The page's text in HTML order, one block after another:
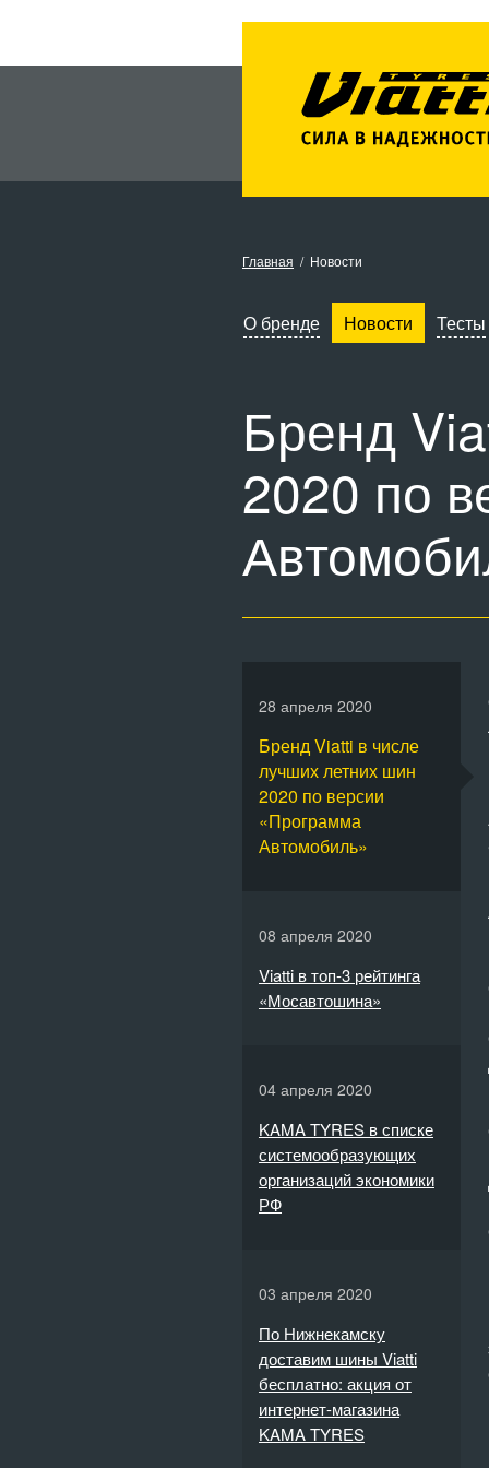
Главная Новости
О бренде Новости Тесты
Бренд
2020 по
28 апреля 2020
Бренд Viatti в числе
лучших летних шин
2020 по версии
«Программа
Автомобиль»
08 апреля 2020
Viatti в топ-3 рейтинга
«Мосавтошина»
04 апреля 2020
KAMA TYRES в списке
системообразующих
организаций экономики
РФ
03 апреля 2020
По Нижнекамску
доставим шины Viatti
бесплатно: акция от
интернет-магазина
KAMA TYRES